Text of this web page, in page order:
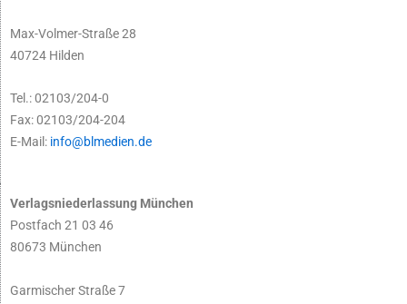
Max-Volmer-Straße 28
40724 Hilden
Tel.: 02103/204-0
Fax: 02103/204-204
E-Mail: info@blmedien.de
Verlagsniederlassung München
Postfach 21 03 46
80673 München
Garmischer Straße 7